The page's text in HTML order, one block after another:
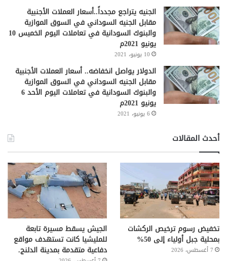
الجنيه يتراجع مجدداً..أسعار العملات الأجنبية
مقابل الجنيه السوداني في السوق الموازية
والبنوك السودانية في تعاملات اليوم الخميس 10
يونيو 2021م
10 يونيو، 2021
الدولار يواصل انخفاضه.. أسعار العملات الأجنبية
مقابل الجنيه السوداني في السوق الموازية
والبنوك السودانية في تعاملات اليوم الأحد 6
يونيو 2021م
6 يونيو، 2021
أحدث المقالات
تخفيض رسوم ترخيص الركشات
بمحلية جبل أولياء إلى 50%
7 أغسطس، 2026
الجيش يسقط مسيرة تابعة
للمليشيا كانت تستهدف مواقع
دفاعية متقدمة بمدينة الدلنج.